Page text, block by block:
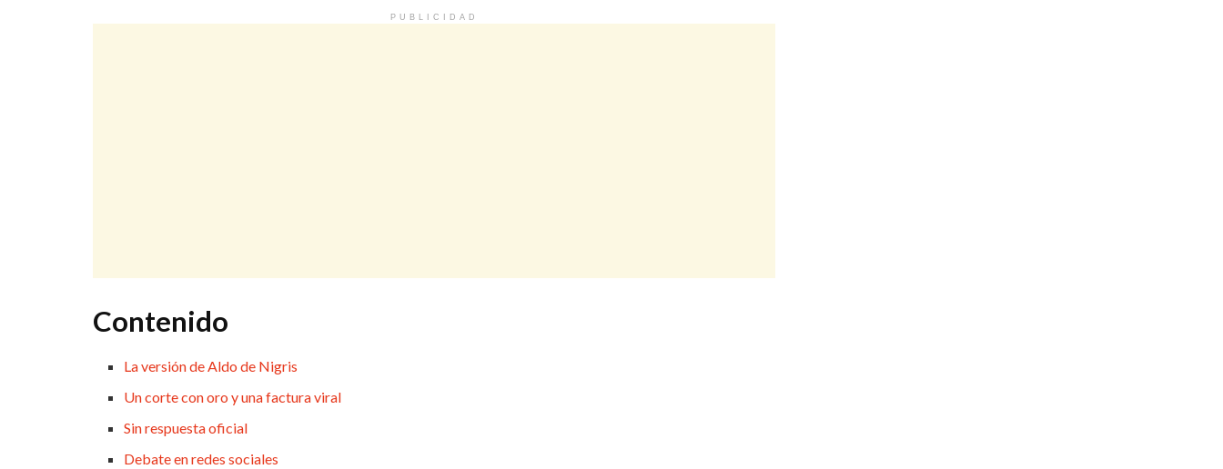
PUBLICIDAD
Contenido
La versión de Aldo de Nigris
Un corte con oro y una factura viral
Sin respuesta oficial
Debate en redes sociales